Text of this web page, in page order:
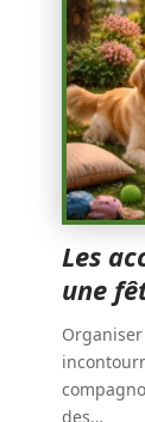
Les
une
des…